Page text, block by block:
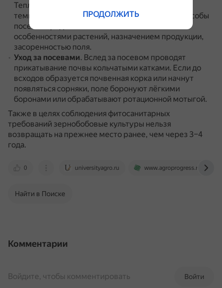
Теплолюбивые культуры (соя) высевают при
температуре верхнего слоя почвы 8–12 °С.
Способы
посева определяются биологическими
особенностями растений, назначением продукции,
засоренностью поля.
Уход за посевами. Вслед за посевом проводят
прикатывание почвы кольчатыми катками. Если до
всходов образуется почвенная корка или начнут
появляться сорняки, поле боронуют лёгкими
боронами или обрабатывают ротационной мотыгой.
Также в целях соблюдения фитосанитарных
требований зернобобовые культуры нельзя
возвращать на прежнее место ранее, чем через 3–4
года.
0 universityagro.ru www.agroprogress.ru
Найти в Поиске
Комментарии
Войти
Войдите, чтобы комментировать
ПРОДОЛЖИТЬ